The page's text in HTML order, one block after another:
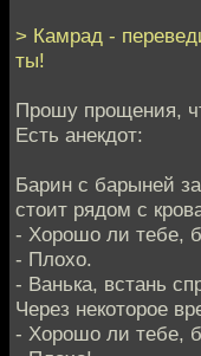
> Камрад -
ты!
Прошу прощения,
Есть анекдот:
Барин с барыней
стоит рядом с
- Хорошо ли тебе,
- Плохо.
- Ванька, встань
Через некоторое
- Хорошо ли тебе,